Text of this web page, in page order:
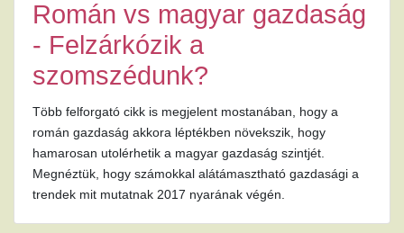
Román vs magyar gazdaság
- Felzárkózik a
szomszédunk?
Több felforgató cikk is megjelent mostanában, hogy a
román gazdaság akkora léptékben növekszik, hogy
hamarosan utolérhetik a magyar gazdaság szintjét.
Megnéztük, hogy számokkal alátámasztható gazdasági a
trendek mit mutatnak 2017 nyarának végén.